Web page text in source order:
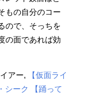
もの自分のコー
ので、そっちを
の面であれば効
アー,
【仮面ライ
シーク 【踊って